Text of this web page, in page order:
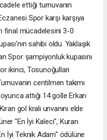
ettiği turnuvanın
Spor karşı karşıya
final mücadelesini 3-0
sahibi oldu. Yaklaşık
Spor şampiyonluk kupasını
ikinci, Tosunoğulları
centilmen takımı
attığı 14 golle Erkan
gol kralı unvanını elde
"En İyi Kaleci", Kuran
İyi Teknik Adam" ödülüne